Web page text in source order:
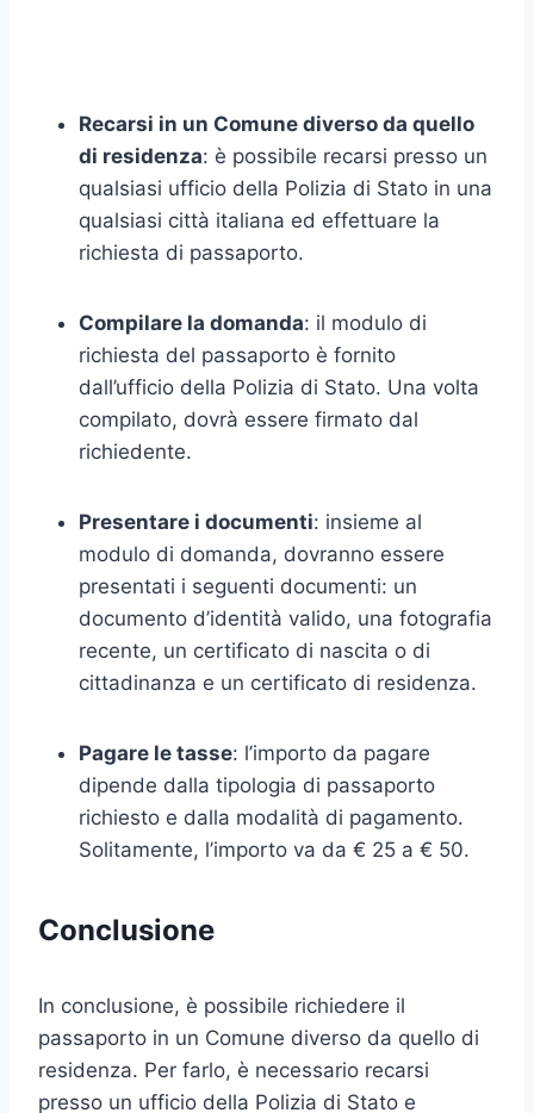
Recarsi in un Comune diverso da quello
di residenza: è possibile recarsi presso un
qualsiasi ufficio della Polizia di Stato in una
qualsiasi città italiana ed effettuare la
richiesta di passaporto.
Compilare la domanda: il modulo di
richiesta del passaporto è fornito
dall’ufficio della Polizia di Stato. Una volta
compilato, dovrà essere firmato dal
richiedente.
Presentare i documenti: insieme al
modulo di domanda, dovranno essere
presentati i seguenti documenti: un
documento d’identità valido, una fotografia
recente, un certificato di nascita o di
cittadinanza e un certificato di residenza.
Pagare le tasse: l’importo da pagare
dipende dalla tipologia di passaporto
richiesto e dalla modalità di pagamento.
Solitamente, l’importo va da € 25 a € 50.
Conclusione
In conclusione, è possibile richiedere il
passaporto in un Comune diverso da quello di
residenza. Per farlo, è necessario recarsi
presso un ufficio della Polizia di Stato e